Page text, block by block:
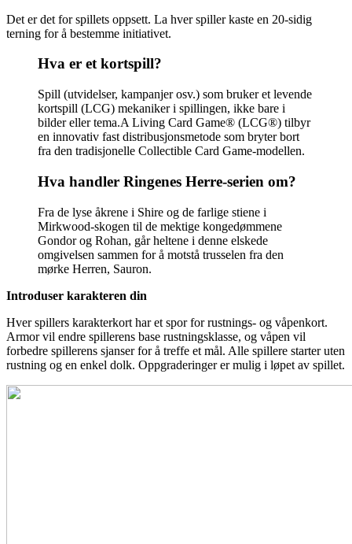
Det er det for spillets oppsett. La hver spiller kaste en 20-sidig
terning for å bestemme initiativet.
Hva er et kortspill?
Spill (utvidelser, kampanjer osv.) som bruker et levende
kortspill (LCG) mekaniker i spillingen, ikke bare i
bilder eller tema.A Living Card Game® (LCG®) tilbyr
en innovativ fast distribusjonsmetode som bryter bort
fra den tradisjonelle Collectible Card Game-modellen.
Hva handler Ringenes Herre-serien om?
Fra de lyse åkrene i Shire og de farlige stiene i
Mirkwood-skogen til de mektige kongedømmene
Gondor og Rohan, går heltene i denne elskede
omgivelsen sammen for å motstå trusselen fra den
mørke Herren, Sauron.
Introduser karakteren din
Hver spillers karakterkort har et spor for rustnings- og våpenkort.
Armor vil endre spillerens base rustningsklasse, og våpen vil
forbedre spillerens sjanser for å treffe et mål. Alle spillere starter uten
rustning og en enkel dolk. Oppgraderinger er mulig i løpet av spillet.